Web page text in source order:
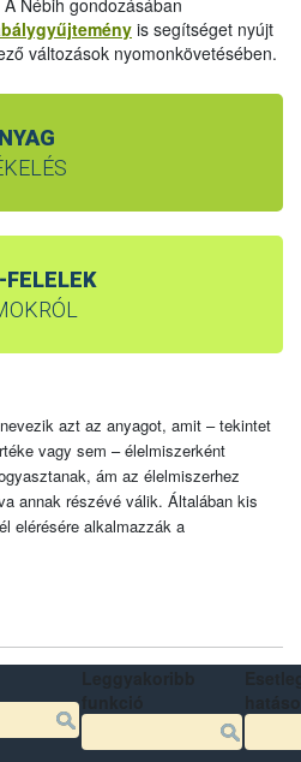
is segítséget nyújt
változások nyomonkövetésében.
azt az anyagot, amit – tekintet
vagy sem – élelmiszerként
ám az élelmiszerhez
annak részévé válik. Általában kis
elérésére alkalmazzák a